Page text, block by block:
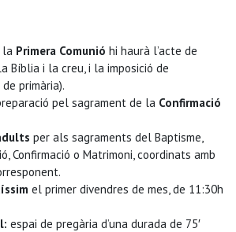
la Primera Comunió hi haurà l’acte de
Bíblia i la creu, i la imposició de
primària).
pel sagrament de la Confirmació
per als sagraments del Baptisme,
Confirmació o Matrimoni, coordinats amb
el primer divendres de mes, de 11:30h
espai de pregària d’una durada de 75′